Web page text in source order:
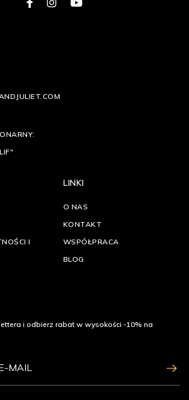
I
LINKI
O NAS
KONTAKT
WSPÓŁPRACA
BLOG
i odbierz rabat w wysokości -10% na